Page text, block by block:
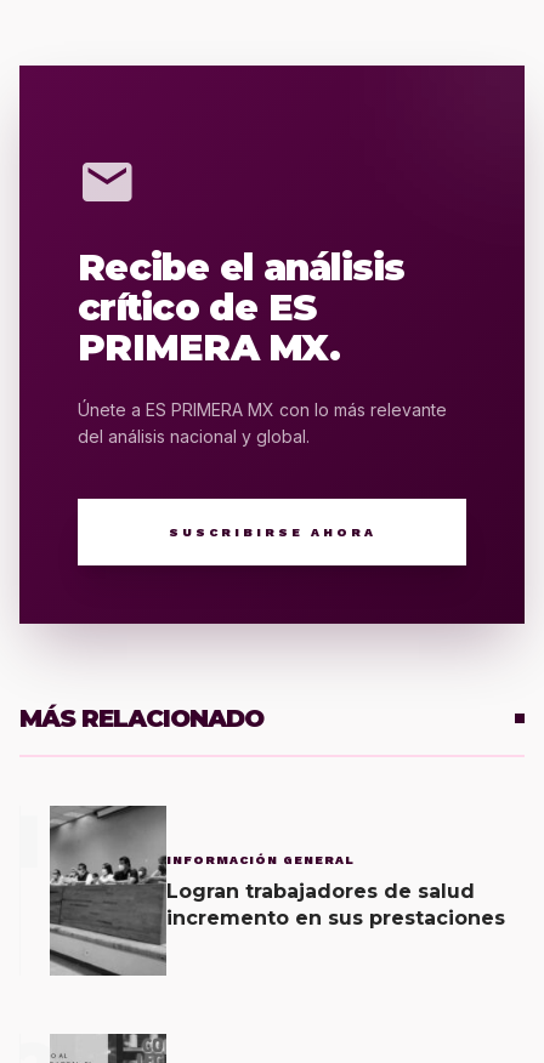
mail
Recibe el análisis
crítico de ES
PRIMERA MX.
Únete a ES PRIMERA MX con lo más relevante
del análisis nacional y global.
SUSCRIBIRSE AHORA
MÁS RELACIONADO
INFORMACIÓN GENERAL
Logran trabajadores de salud
incremento en sus prestaciones